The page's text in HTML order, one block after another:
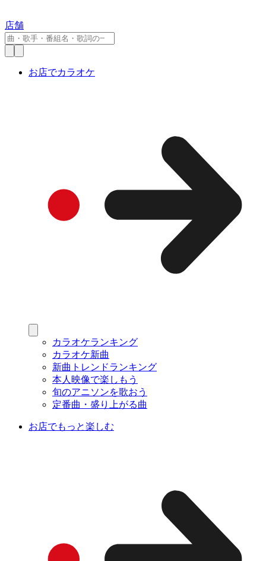
店舗
お店でカラオケ
カラオケランキング
カラオケ新曲
新曲トレンドランキング
本人映像で楽しもう
旬のアニソンを歌おう
定番曲・盛り上がる曲
お店でもっと楽しむ